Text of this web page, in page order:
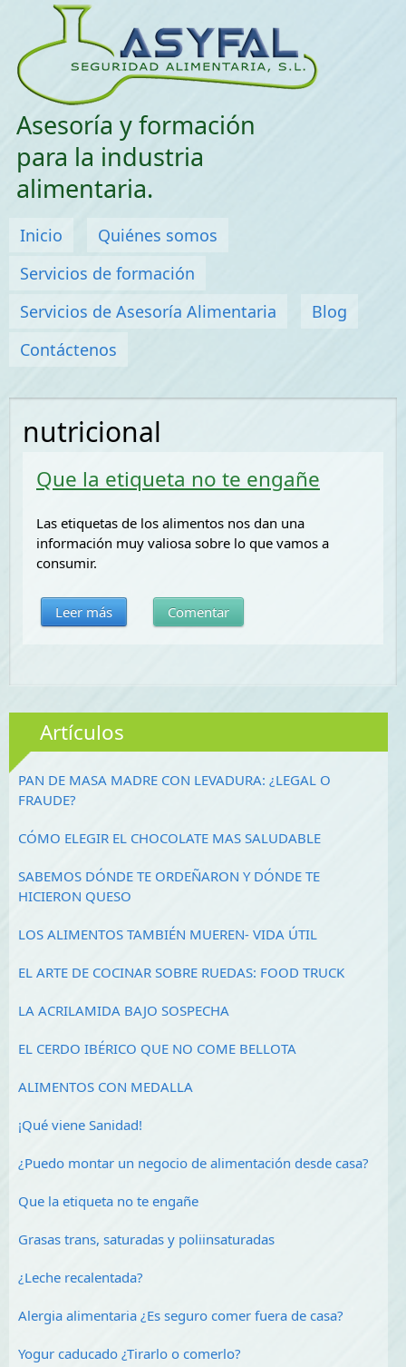
Asesoría y formación
para la industria
alimentaria.
Menú principal
Inicio
Quiénes somos
Servicios de formación
Servicios de Asesoría Alimentaria
Blog
Contáctenos
nutricional
Que la etiqueta no te engañe
Las etiquetas de los alimentos nos dan una
información muy valiosa sobre lo que vamos a
consumir.
Leer más Comentar
Artículos
PAN DE MASA MADRE CON LEVADURA: ¿LEGAL O
FRAUDE?
CÓMO ELEGIR EL CHOCOLATE MAS SALUDABLE
SABEMOS DÓNDE TE ORDEÑARON Y DÓNDE TE
HICIERON QUESO
LOS ALIMENTOS TAMBIÉN MUEREN- VIDA ÚTIL
EL ARTE DE COCINAR SOBRE RUEDAS: FOOD TRUCK
LA ACRILAMIDA BAJO SOSPECHA
EL CERDO IBÉRICO QUE NO COME BELLOTA
ALIMENTOS CON MEDALLA
¡Qué viene Sanidad!
¿Puedo montar un negocio de alimentación desde casa?
Que la etiqueta no te engañe
Grasas trans, saturadas y poliinsaturadas
¿Leche recalentada?
Alergia alimentaria ¿Es seguro comer fuera de casa?
Yogur caducado ¿Tirarlo o comerlo?